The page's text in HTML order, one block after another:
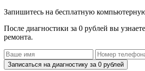
Запишитесь на бесплатную
После диагностики за 0 рублей вы
ремонта.
Записаться на диагностику за 0 рублей